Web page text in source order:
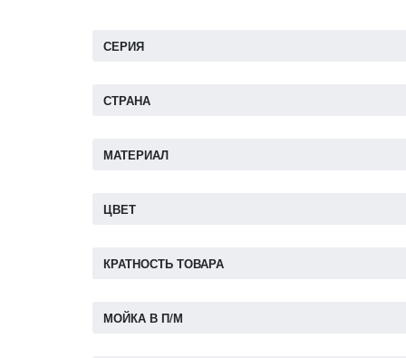
СЕРИЯ
СТРАНА
МАТЕРИАЛ
ЦВЕТ
КРАТНОСТЬ ТОВАРА
МОЙКА В П/М